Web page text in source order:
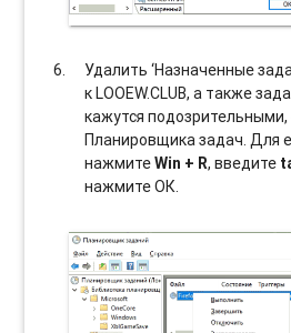
Удалить ‘Назначенные
к LOOEW.CLUB, а также
кажутся
Планировщика задач. Для
нажмитеWin + R, введите
нажмите ОК.